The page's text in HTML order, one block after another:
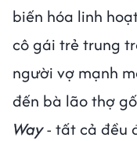
biến hóa linh
cô gái trẻ trung
người vợ mạnh
đến bà lão thợ
Way- tất cả đều